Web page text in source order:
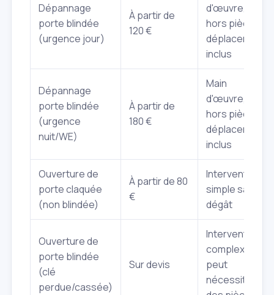
Dépannage
porte blindée
(urgence jour)
À partir de
120 €
d'œuvre,
hors pièces,
déplacement
inclus
Dépannage
porte blindée
(urgence
nuit/WE)
À partir de
180 €
Main
d'œuvre,
hors pièces,
déplacement
inclus
Ouverture de
porte claquée
(non blindée)
À partir de 80
€
Intervention
simple sans
dégât
Ouverture de
porte blindée
(clé
perdue/cassée)
Sur devis
Intervention
complexe,
peut
nécessiter